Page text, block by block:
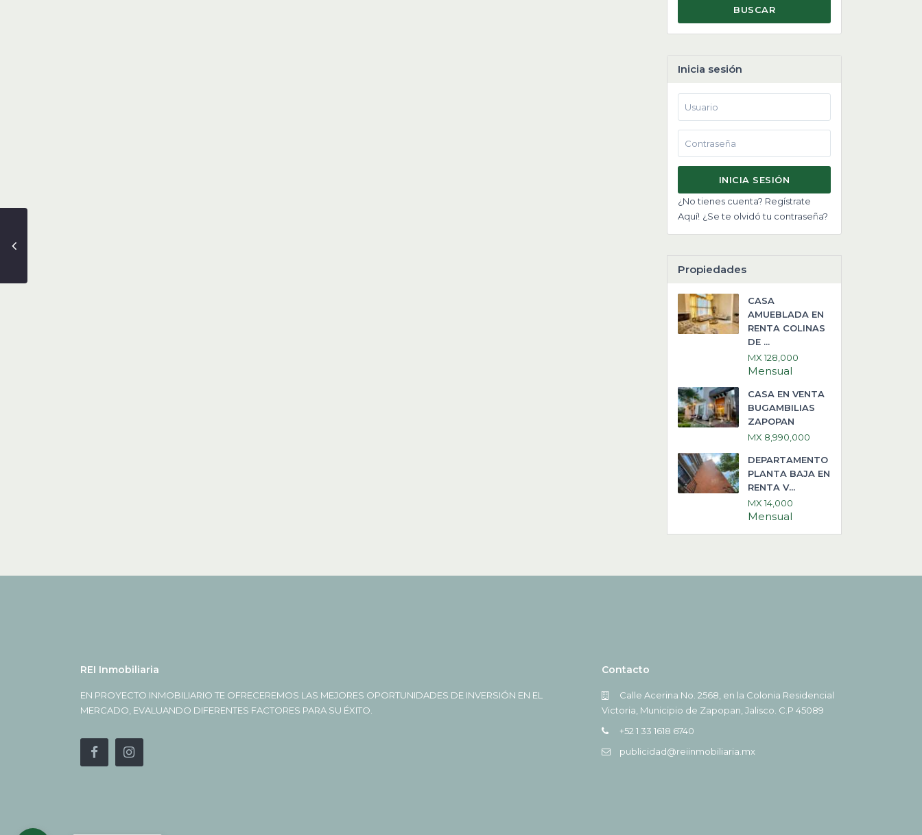
BUSCAR
Inicia sesión
INICIA SESIÓN
¿No tienes cuenta? Regístrate
Aquí! ¿Se te olvidó tu contraseña?
Propiedades
CASA
AMUEBLADA EN
RENTA COLINAS
DE ...
MX 128,000
Mensual
CASA EN VENTA
BUGAMBILIAS
ZAPOPAN
MX 8,990,000
DEPARTAMENTO
PLANTA BAJA EN
RENTA V...
MX 14,000
Mensual
REI Inmobiliaria
EN PROYECTO INMOBILIARIO TE OFRECEREMOS LAS MEJORES OPORTUNIDADES DE INVERSIÓN EN EL
MERCADO, EVALUANDO DIFERENTES FACTORES PARA SU ÉXITO.
Contacto
Calle Acerina No. 2568, en la Colonia Residencial
Victoria, Municipio de Zapopan, Jalisco. C.P 45089
+52 1 33 1618 6740
publicidad@reiinmobiliaria.mx